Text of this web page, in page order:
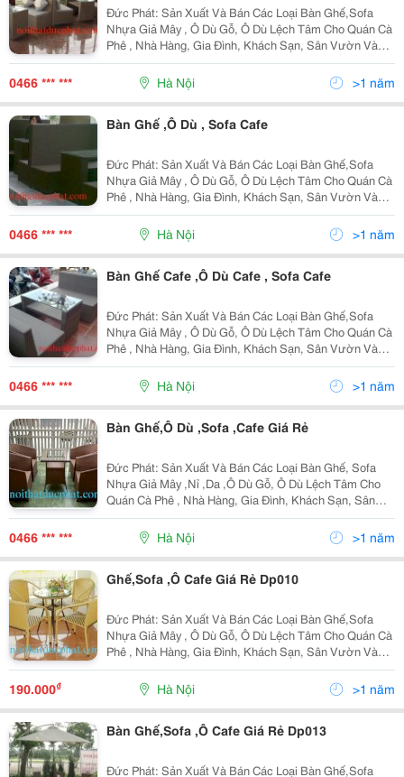
Đức Phát: Sản Xuất Và Bán Các Loại Bàn Ghế,Sofa
Nhựa Giả Mây , Ô Dù Gỗ, Ô Dù Lệch Tâm Cho Quán Cà
Phê , Nhà Hàng, Gia Đình, Khách Sạn, Sân Vườn Và
Resort ,,,.. Hãy Đến Với Cty Chúng Tôi, Quý Khách Sẽ
Lựu Chọn Được Sản Phẩm Ưng Ý Nhất. Websit
0466 *** *** Hà Nội >1 năm
Bàn Ghế ,Ô Dù , Sofa Cafe
Đức Phát: Sản Xuất Và Bán Các Loại Bàn Ghế,Sofa
Nhựa Giả Mây , Ô Dù Gỗ, Ô Dù Lệch Tâm Cho Quán Cà
Phê , Nhà Hàng, Gia Đình, Khách Sạn, Sân Vườn Và
Resort ,,,.. Hãy Đến Với Cty Chúng Tôi, Quý Khách Sẽ
Lựu Chọn Được Sản Phẩm Ưng Ý Nhất. Websit
0466 *** *** Hà Nội >1 năm
Bàn Ghế Cafe ,Ô Dù Cafe , Sofa Cafe
Đức Phát: Sản Xuất Và Bán Các Loại Bàn Ghế,Sofa
Nhựa Giả Mây , Ô Dù Gỗ, Ô Dù Lệch Tâm Cho Quán Cà
Phê , Nhà Hàng, Gia Đình, Khách Sạn, Sân Vườn Và
Resort ,,,.. Hãy Đến Với Cty Chúng Tôi, Quý Khách Sẽ
Lựu Chọn Được Sản Phẩm Ưng Ý Nhất. Websit
0466 *** *** Hà Nội >1 năm
Bàn Ghế,Ô Dù ,Sofa ,Cafe Giá Rẻ
Đức Phát: Sản Xuất Và Bán Các Loại Bàn Ghế, Sofa
Nhựa Giả Mây ,Nỉ ,Da ,Ô Dù Gỗ, Ô Dù Lệch Tâm Cho
Quán Cà Phê , Nhà Hàng, Gia Đình, Khách Sạn, Sân
Vườn Và Resort ,,,.. Hãy Đến Với Cty Chúng Tôi, Quý
Khách Sẽ Lựu Chọn Được Sản Phẩm Ưng Ý Nhất.
0466 *** *** Hà Nội >1 năm
Ghế,Sofa ,Ô Cafe Giá Rẻ Dp010
Đức Phát: Sản Xuất Và Bán Các Loại Bàn Ghế,Sofa
Nhựa Giả Mây , Ô Dù Gỗ, Ô Dù Lệch Tâm Cho Quán Cà
Phê , Nhà Hàng, Gia Đình, Khách Sạn, Sân Vườn Và
Resort ,,,.. Hãy Đến Với Cty Chúng Tôi, Quý Khách Sẽ
Lựu Chọn Được Sản Phẩm Ưng Ý Nhất. Để Tha
190.000₫ Hà Nội >1 năm
Bàn Ghế,Sofa ,Ô Cafe Giá Rẻ Dp013
Đức Phát: Sản Xuất Và Bán Các Loại Bàn Ghế,Sofa